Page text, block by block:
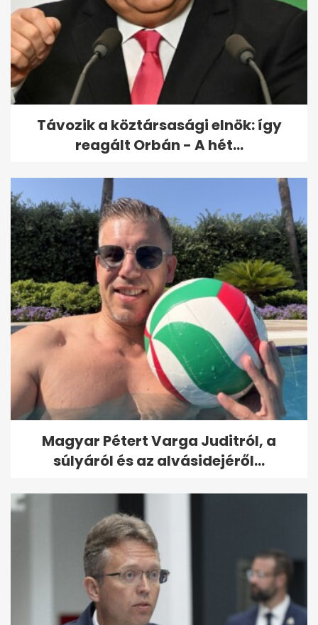
Majdnem elkészültek a vasúti
várók, de Mészáros
bizalmasa...
Távozik a köztársasági elnök: így
reagált Orbán - A hét...
Magyar Pétert Varga Juditról, a
súlyáról és az alvásidejéről...